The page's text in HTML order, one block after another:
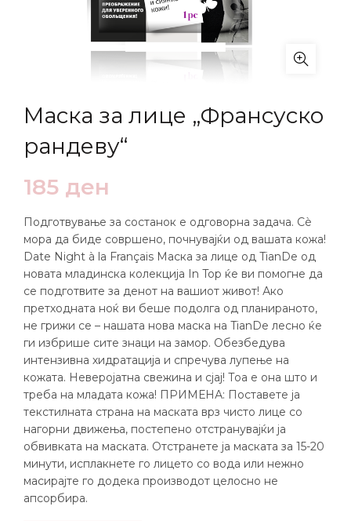
Маска за лице „Франсуско
рандеву“
185 ден
Подготвување за состанок е одговорна задача. Сè
мора да биде совршено, почнувајќи од вашата кожа!
Date Night à la Français Маска за лице од TianDe од
новата младинска колекција In Top ќе ви помогне да
се подготвите за денот на вашиот живот! Ако
претходната ноќ ви беше подолга од планираното,
не грижи се – нашата нова маска на TianDe лесно ќе
ги избрише сите знаци на замор. Обезбедува
интензивна хидратација и спречува лупење на
кожата. Неверојатна свежина и сјај! Тоа е она што и
треба на младата кожа! ПРИМЕНА: Поставете ја
текстилната страна на маската врз чисто лице со
нагорни движења, постепено отстранувајќи ја
обвивката на маската. Отстранете ја маската за 15-20
минути, исплакнете го лицето со вода или нежно
масирајте го додека производот целосно не
апсорбира.